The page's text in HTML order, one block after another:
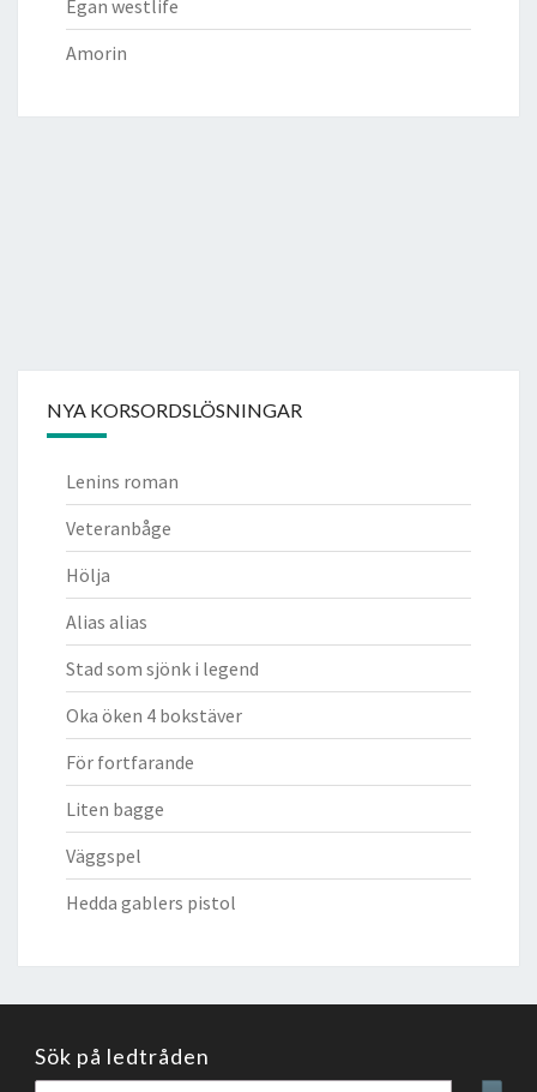
Egan westlife
Amorin
NYA KORSORDSLÖSNINGAR
Lenins roman
Veteranbåge
Hölja
Alias alias
Stad som sjönk i legend
Oka öken 4 bokstäver
För fortfarande
Liten bagge
Väggspel
Hedda gablers pistol
Sök på ledtråden